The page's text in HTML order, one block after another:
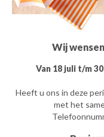
Wij
Van 18 juli t/m
Heeft u ons in deze
met het